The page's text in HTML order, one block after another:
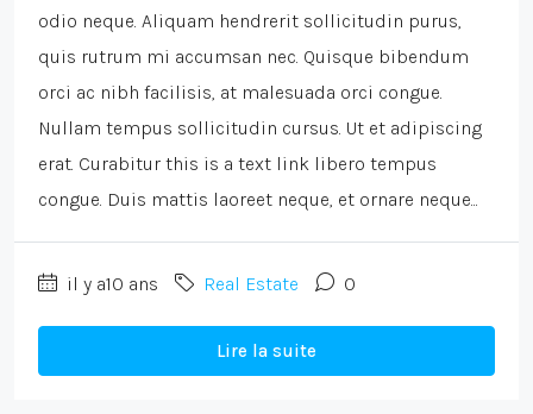
odio neque. Aliquam hendrerit sollicitudin purus,
quis rutrum mi accumsan nec. Quisque bibendum
orci ac nibh facilisis, at malesuada orci congue.
Nullam tempus sollicitudin cursus. Ut et adipiscing
erat. Curabitur this is a text link libero tempus
congue. Duis mattis laoreet neque, et ornare neque...
il y a10 ans Real Estate 0
Lire la suite